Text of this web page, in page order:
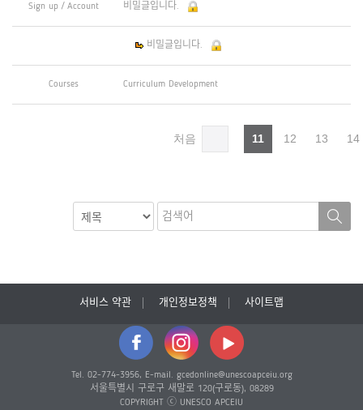
Sign up / Account 비밀글입니다.
비밀글입니다.
Courses Curriculum Development
처음 11 12 13 14
서비스 약관 개인정보정책 사이트맵
Tel. 02-774-3956, E-mail. gcedonline@unescoapceiu.org
서울특별시 구로구 새말로 120(구로동), 08289
COPYRIGHT ⓒ UNESCO APCEIU